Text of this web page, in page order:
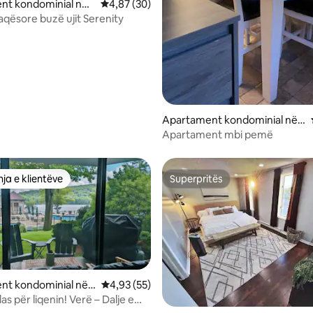
kondominial në
Vlerësimi mesatar 4,87 nga 5, 30 vlerësime
4,87 (30)
buzë ujit Serenity
Apartament kondominial në
Bloomsburg
Apartament mbi pemë
5, 119 vlerësime
e zgjedhjeve të klientëve
e klientëve
kondominial në L Vlerësimi mesatar 4,93 nga 5, 55 vlerësime
4,93 (55)
për liqenin! Verë – Dalje e
Superpritës
Superpritës